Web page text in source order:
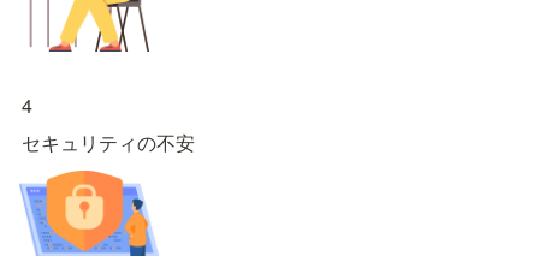
4
セキュリティの不安